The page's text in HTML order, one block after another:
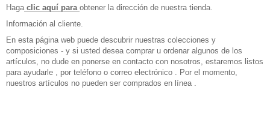
Haga clic aquí para obtener la dirección de nuestra tienda.
Información al cliente.
En esta página web puede descubrir nuestras colecciones y
composiciones - y si usted desea comprar u ordenar algunos de los
artículos, no dude en ponerse en contacto con nosotros, estaremos listos
para ayudarle , por teléfono o correo electrónico . Por el momento,
nuestros artículos no pueden ser comprados en línea .